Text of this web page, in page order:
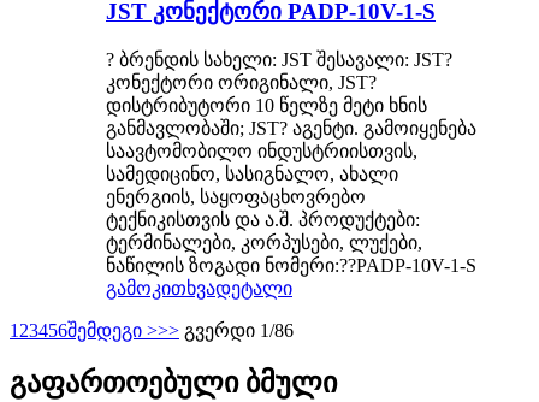
JST კონექტორი PADP-10V-1-S
? ბრენდის სახელი: JST შესავალი: JST?
კონექტორი ორიგინალი, JST?
დისტრიბუტორი 10 წელზე მეტი ხნის
განმავლობაში; JST? აგენტი. გამოიყენება
საავტომობილო ინდუსტრიისთვის,
სამედიცინო, სასიგნალო, ახალი
ენერგიის, საყოფაცხოვრებო
ტექნიკისთვის და ა.შ. პროდუქტები:
ტერმინალები, კორპუსები, ლუქები,
ნაწილის ზოგადი ნომერი:??PADP-10V-1-S
გამოკითხვადეტალი
1 23456შემდეგი >>> გვერდი 1/86
გაფართოებული ბმული